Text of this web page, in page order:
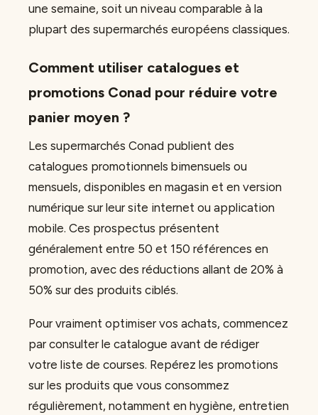
une semaine, soit un niveau comparable à la
plupart des supermarchés européens classiques.
Comment utiliser catalogues et
promotions Conad pour réduire votre
panier moyen ?
Les supermarchés Conad publient des
catalogues promotionnels bimensuels ou
mensuels, disponibles en magasin et en version
numérique sur leur site internet ou application
mobile. Ces prospectus présentent
généralement entre 50 et 150 références en
promotion, avec des réductions allant de 20% à
50% sur des produits ciblés.
Pour vraiment optimiser vos achats, commencez
par consulter le catalogue avant de rédiger
votre liste de courses. Repérez les promotions
sur les produits que vous consommez
régulièrement, notamment en hygiène, entretien